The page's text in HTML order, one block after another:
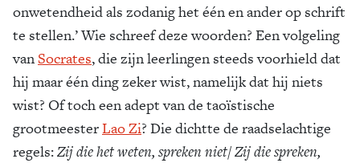
onwetendheid als zodanig het één en ander op schrift
te stellen.’ Wie schreef deze woorden? Een volgeling
vanSocrates, die zijn leerlingen steeds voorhield dat
hij maar één ding zeker wist, namelijk dat hij niets
wist? Of toch een adept van de taoïstische
grootmeesterLao Zi? Die dichtte de raadselachtige
regels:Zij die het weten, spreken niet/ Zij die spreken,